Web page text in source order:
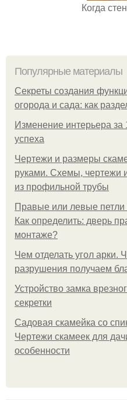
Когда
Популярные материалы
Секреты создания
огорода и сада: как
Изменение интерьера
успеха
Чертежи и размеры
руками. Схемы, чертежи
из профильной трубы
Правые или левые петли
Как определить: дверь
монтаже?
Чем отделать угол арки.
разрушения получаем
Устройство замка
секретки
Садовая скамейка со
Чертежи скамеек для
особенности